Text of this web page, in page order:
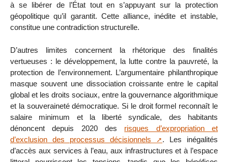
à se libérer de l’État tout en s’appuyant sur la protection
géopolitique qu’il garantit. Cette alliance, inédite et instable,
constitue une contradiction structurelle.
D’autres limites concernent la rhétorique des finalités
vertueuses : le développement, la lutte contre la pauvreté, la
protection de l’environnement. L’argumentaire philanthropique
masque souvent une dissociation croissante entre le capital
global et les droits sociaux, entre la gouvernance algorithmique
et la souveraineté démocratique. Si le droit formel reconnaît le
salaire minimum et la liberté syndicale, des habitants
dénoncent depuis 2020 des risques d’expropriation et
d’exclusion des processus décisionnels
. Les inégalités
d’accès aux services à l’eau, aux infrastructures et à l’espace